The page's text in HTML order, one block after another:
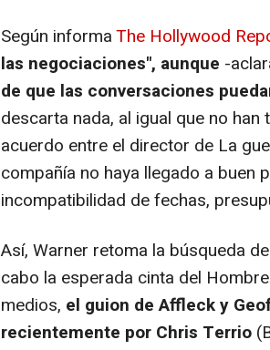
Según informaThe Hollywood
las negociaciones", aunque -
de que las conversaciones
descarta nada, al igual que no
acuerdo entre el director de La
compañía no haya llegado a buen
incompatibilidad de fechas,
Así, Warner retoma la búsqueda
cabo la esperada cinta del
medios, el guion de Affleck y
recientemente por Chris Terrio (